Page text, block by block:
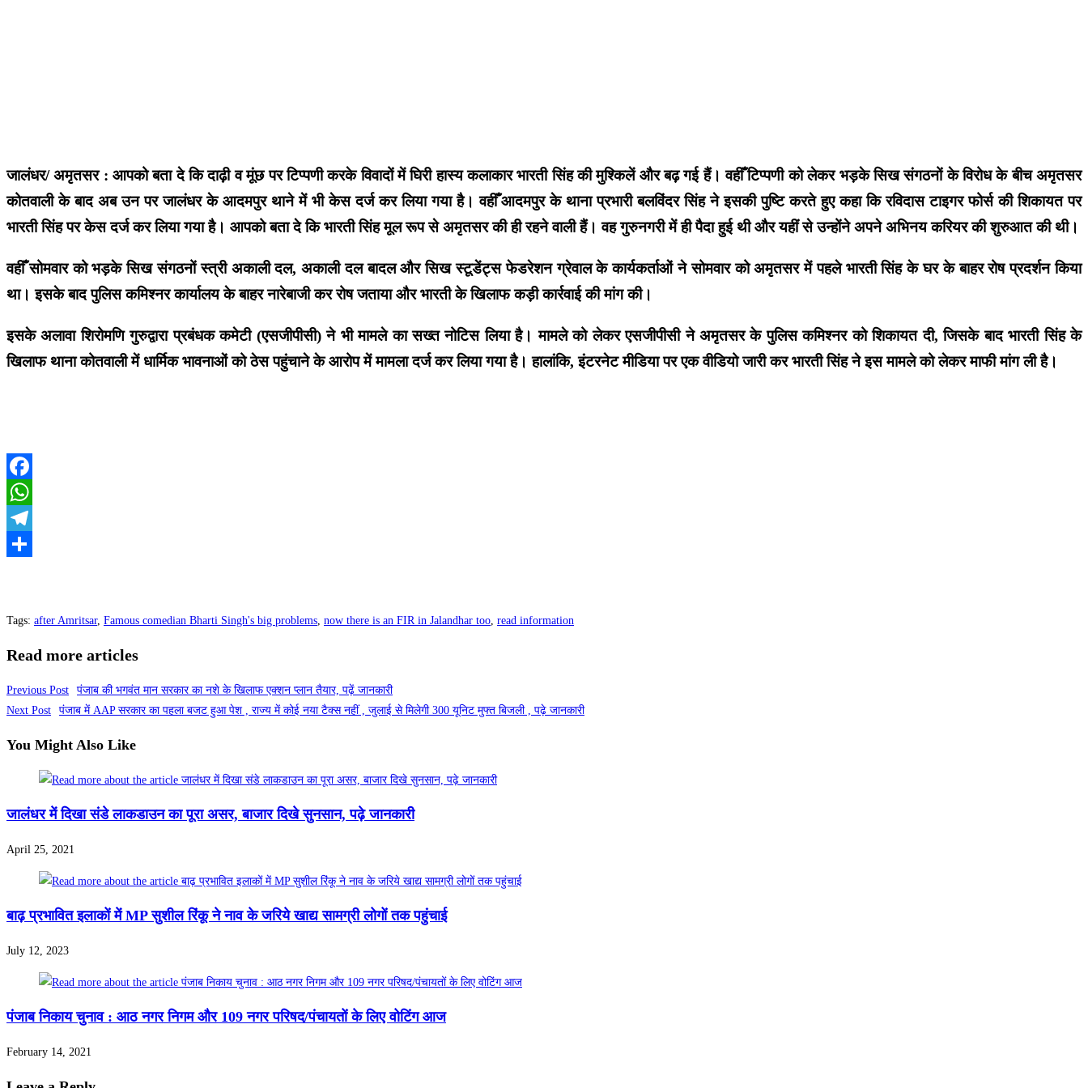
जालंधर/ अमृतसर : आपको बता दे कि दाढ़ी व मूंछ पर टिप्पणी करके विवादों में घिरी हास्य कलाकार भारती सिंह की मुश्किलें और बढ़ गई हैं। वहीँ टिप्पणी को लेकर भड़के सिख संगठनों के विरोध के बीच अमृतसर
कोतवाली के बाद अब उन पर जालंधर के आदमपुर थाने में भी केस दर्ज कर लिया गया है। वहीँ आदमपुर के थाना प्रभारी बलविंदर सिंह ने इसकी पुष्टि करते हुए कहा कि रविदास टाइगर फोर्स की शिकायत पर
भारती सिंह पर केस दर्ज कर लिया गया है। आपको बता दे कि भारती सिंह मूल रूप से अमृतसर की ही रहने वाली हैं। वह गुरुनगरी में ही पैदा हुई थी और यहीं से उन्होंने अपने अभिनय करियर की शुरुआत की थी।
वहीँ सोमवार को भड़के सिख संगठनों स्त्री अकाली दल, अकाली दल बादल और सिख स्टूडेंट्स फेडरेशन ग्रेवाल के कार्यकर्ताओं ने सोमवार को अमृतसर में पहले भारती सिंह के घर के बाहर रोष प्रदर्शन किया
था। इसके बाद पुलिस कमिश्नर कार्यालय के बाहर नारेबाजी कर रोष जताया और भारती के खिलाफ कड़ी कार्रवाई की मांग की।
इसके अलावा शिरोमणि गुरुद्वारा प्रबंधक कमेटी (एसजीपीसी) ने भी मामले का सख्त नोटिस लिया है। मामले को लेकर एसजीपीसी ने अमृतसर के पुलिस कमिश्नर को शिकायत दी, जिसके बाद भारती सिंह के
खिलाफ थाना कोतवाली में धार्मिक भावनाओं को ठेस पहुंचाने के आरोप में मामला दर्ज कर लिया गया है। हालांकि, इंटरनेट मीडिया पर एक वीडियो जारी कर भारती सिंह ने इस मामले को लेकर माफी मांग ली है।
Facebook
WhatsApp
Telegram
Tags: after Amritsar, Famous comedian Bharti Singh's big problems now there is an FIR in Jalandhar too read information
Read more articles
Previous Post
पंजाब की भगवंत मान सरकार का नशे के खिलाफ एक्शन प्लान तैयार, पढ़ें जानकारी
Next Post
पंजाब में AAP सरकार का पहला बजट हुआ पेश , राज्य में कोई नया टैक्स नहीं , जुलाई से मिलेगी 300 यूनिट मुफ्त बिजली , पढ़े जानकारी
You Might Also Like
जालंधर में दिखा संडे लाकडाउन का पूरा असर, बाजार दिखे सुनसान, पढ़े जानकारी
April 25, 2021
बाढ़ प्रभावित इलाकों में MP सुशील रिंकू ने नाव के जरिये खाद्य सामग्री लोगों तक पहुंचाई
July 12, 2023
पंजाब निकाय चुनाव : आठ नगर निगम और 109 नगर परिषद/पंचायतों के लिए वोटिंग आज
February 14, 2021